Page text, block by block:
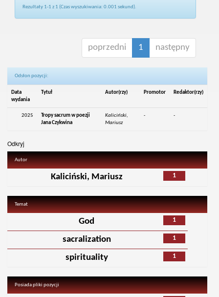
Rezultaty 1-1 z 1 (Czas wyszukiwania: 0.001 sekund).
poprzedni 1 następny
Odsłon pozycji:
Data
wydania
Tytuł Autor(rzy) Promotor Redaktor(rzy)
2025
Tropy sacrum w poezji
Jana Czykwina
Kaliciński,
Mariusz
- -
Odkryj
Autor
1
Kaliciński, Mariusz
Temat
1
God
1
sacralization
1
spirituality
Posiada pliki pozycji